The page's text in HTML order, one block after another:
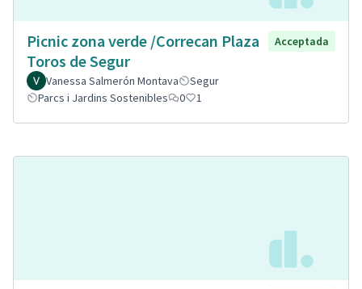
Picnic zona verde /Correcan Plaza
Toros de Segur
Acceptada
Vanessa Salmerón Montava
Segur
Parcs i Jardins Sostenibles
0 1